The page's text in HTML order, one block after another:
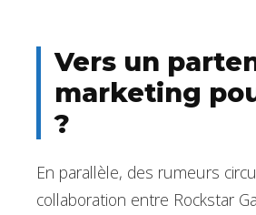
Vers un
marketing
?
En parallèle, des rumeurs
collaboration entre Rockstar